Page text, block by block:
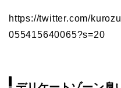
https://twitter.com/
055415640065?s=20